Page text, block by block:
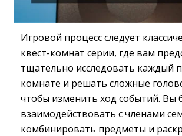
Игровой процесс следует
квест-комнат серии, где вам
тщательно исследовать каждый
комнате и решать сложные
чтобы изменить ход событий. Вы
взаимодействовать с членами
комбинировать предметы и